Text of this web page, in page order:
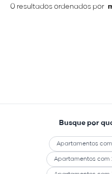
0 resultados ordenados por
Busque por
Apartamentos
Apartamentos com